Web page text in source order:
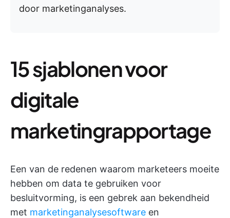
door marketinganalyses.
15 sjablonen voor
digitale
marketingrapportage
Een van de redenen waarom marketeers moeite
hebben om data te gebruiken voor
besluitvorming, is een gebrek aan bekendheid
met marketinganalysesoftware en